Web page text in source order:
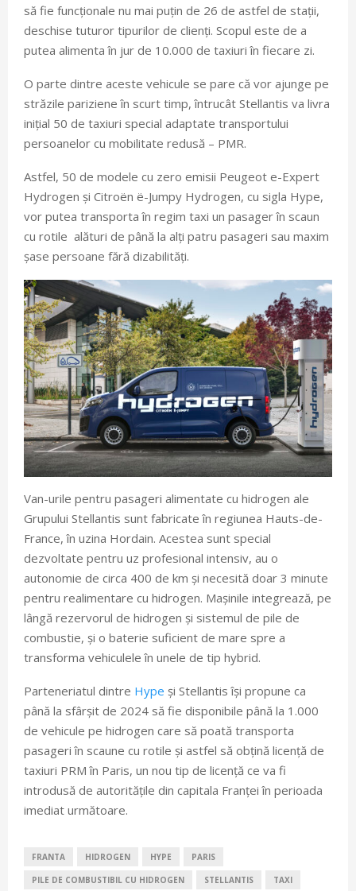
să fie funcționale nu mai puțin de 26 de astfel de stații,
deschise tuturor tipurilor de clienți. Scopul este de a
putea alimenta în jur de 10.000 de taxiuri în fiecare zi.
O parte dintre aceste vehicule se pare că vor ajunge pe
străzile pariziene în scurt timp, întrucât Stellantis va livra
inițial 50 de taxiuri special adaptate transportului
persoanelor cu mobilitate redusă – PMR.
Astfel, 50 de modele cu zero emisii Peugeot e-Expert
Hydrogen și Citroën ë-Jumpy Hydrogen, cu sigla Hype,
vor putea transporta în regim taxi un pasager în scaun
cu rotile alături de până la alți patru pasageri sau maxim
șase persoane fără dizabilități.
Van-urile pentru pasageri alimentate cu hidrogen ale
Grupului Stellantis sunt fabricate în regiunea Hauts-de-
France, în uzina Hordain. Acestea sunt special
dezvoltate pentru uz profesional intensiv, au o
autonomie de circa 400 de km și necesită doar 3 minute
pentru realimentare cu hidrogen. Mașinile integrează, pe
lângă rezervorul de hidrogen și sistemul de pile de
combustie, și o baterie suficient de mare spre a
transforma vehiculele în unele de tip hybrid.
Parteneriatul dintre Hype și Stellantis își propune ca
până la sfârșit de 2024 să fie disponibile până la 1.000
de vehicule pe hidrogen care să poată transporta
pasageri în scaune cu rotile și astfel să obțină licență de
taxiuri PRM în Paris, un nou tip de licență ce va fi
introdusă de autoritățile din capitala Franței în perioada
imediat următoare.
FRANTA HIDROGEN HYPE PARIS
PILE DE COMBUSTIBIL CU HIDROGEN STELLANTIS TAXI